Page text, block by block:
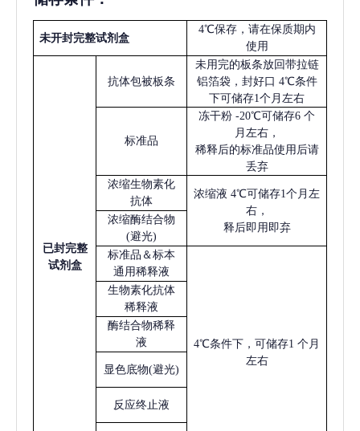
未开封完整试剂盒
4℃保存，请在保质期内
使用
已封完整
试剂盒
抗体包被板条
未用完的板条放回带拉链
铝箔袋，封好口 4℃条件
下可储存1个月左右
标准品
冻干粉 -20℃可储存6 个
月左右，
稀释后的标准品使用后请
丢弃
浓缩生物素化
抗体
浓缩液 4℃可储存1个月左
右，
释后即用即弃
浓缩酶结合物
(避光)
标准品＆标本
通用稀释液
4℃条件下，可储存1 个月
左右
生物素化抗体
稀释液
酶结合物稀释
液
显色底物(避光)
反应终止液